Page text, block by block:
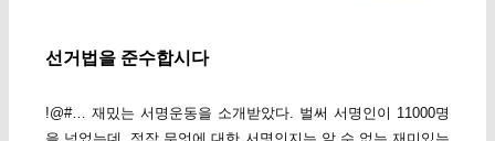
선거법을 준수합시다
!@#… 재밌는 서명운동을 소개받았다. 벌써 서명인이 11000명